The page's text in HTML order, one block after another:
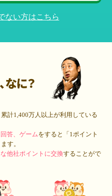
ない方はこちら
なに？
計1,400万人 以上が利用している
答、ゲームをすると「1ポイント
す。
他社ポイントに交換することがで